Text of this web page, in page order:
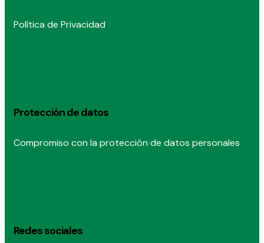
Política de Privacidad
Protección de datos
Compromiso con la protección de datos personales
Redes sociales